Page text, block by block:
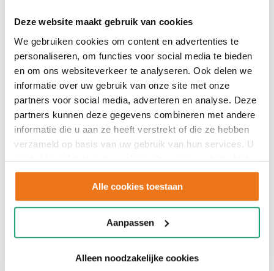
Deze website maakt gebruik van cookies
We gebruiken cookies om content en advertenties te
personaliseren, om functies voor social media te bieden
en om ons websiteverkeer te analyseren. Ook delen we
informatie over uw gebruik van onze site met onze
partners voor social media, adverteren en analyse. Deze
partners kunnen deze gegevens combineren met andere
informatie die u aan ze heeft verstrekt of die ze hebben
verzameld op basis van uw gebruik van hun services. U
gaat akkoord met onze cookies als u onze website blijft
gebruiken.
Alle cookies toestaan
Aanpassen
Alleen noodzakelijke cookies